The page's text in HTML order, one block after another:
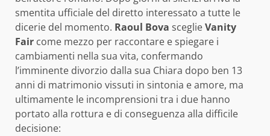
smentita ufficiale del diretto interessato a tutte le
dicerie del momento. Raoul Bova sceglieVanity
Fair come mezzo per raccontare e spiegare i
cambiamenti nella sua vita, confermando
l’imminente divorzio dalla sua Chiara dopo ben 13
anni di matrimonio vissuti in sintonia e amore, ma
ultimamente le incomprensioni tra i due hanno
portato alla rottura e di conseguenza alla difficile
decisione: